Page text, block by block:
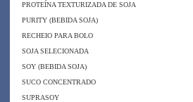
PROTEÍNA TEXTURIZADA DE SOJA
PURITY (BEBIDA SOJA)
RECHEIO PARA BOLO
SOJA SELECIONADA
SOY (BEBIDA SOJA)
SUCO CONCENTRADO
SUPRASOY